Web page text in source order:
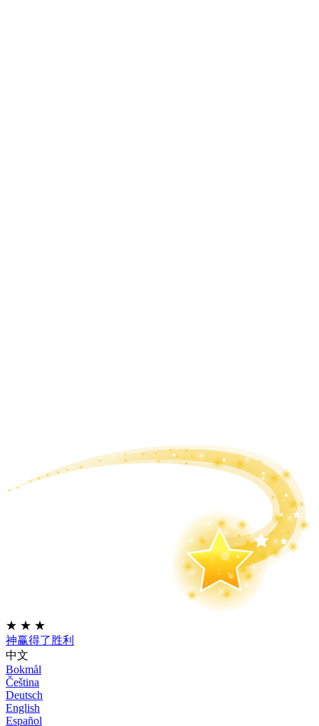
★ ★ ★
神赢得了胜利
中文
Bokmål
Čeština
Deutsch
English
Español